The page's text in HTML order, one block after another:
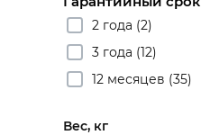
2 года (2)
3 года (12)
12 месяцев (35)
Вес, кг